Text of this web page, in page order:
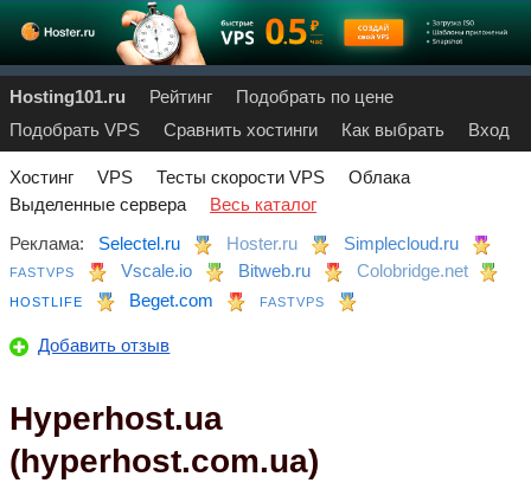
Hosting101.ru Рейтинг
Подобрать по цене
Подобрать VPS
Сравнить хостинги Как выбрать Вход
Хостинг VPS Тесты скорости VPS
Облака
Выделенные сервера
Весь каталог
Реклама:
Selectel.ru Hoster.ru Simplecloud.ru
FASTVPS Vscale.io Bitweb.ru Colobridge.net
HOSTLIFE Beget.com FASTVPS
Добавить отзыв
Hyperhost.ua
(hyperhost.com.ua)